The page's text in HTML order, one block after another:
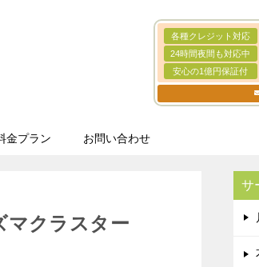
各種クレジット対応
24時間夜間も対応中
安心の1億円保証付
金プラン お問い合わせ
マクラスター
サ